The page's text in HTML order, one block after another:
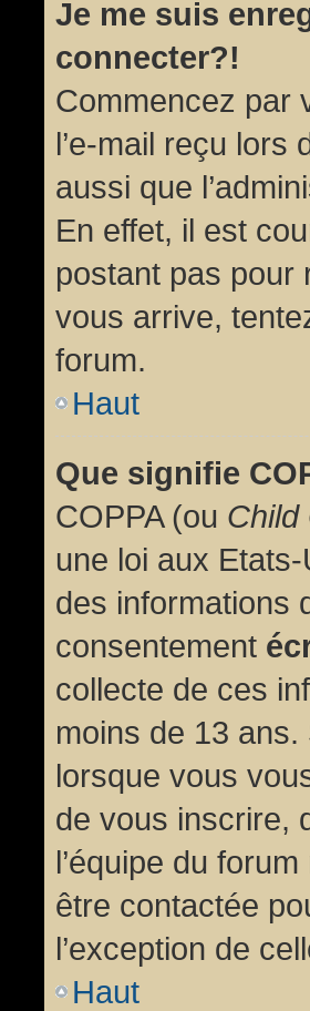
Je me suis
connecter?!
Commencez par
l’e-mail reçu
aussi que
En effet, il est
postant pas pour
vous arrive,
forum.
Haut
Que signifie
COPPA (ou Child
une loi aux
des informations
consentement
collecte de ces
moins de 13 ans.
lorsque vous
de vous inscrire,
l’équipe du
être contactée
l’exception de
Haut